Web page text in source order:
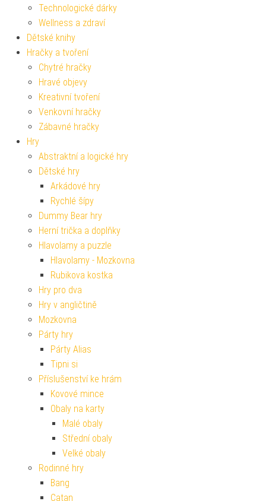
Technologické dárky
Wellness a zdraví
Dětské knihy
Hračky a tvoření
Chytré hračky
Hravé objevy
Kreativní tvoření
Venkovní hračky
Zábavné hračky
Hry
Abstraktní a logické hry
Dětské hry
Arkádové hry
Rychlé šípy
Dummy Bear hry
Herní trička a doplňky
Hlavolamy a puzzle
Hlavolamy - Mozkovna
Rubikova kostka
Hry pro dva
Hry v angličtině
Mozkovna
Párty hry
Párty Alias
Tipni si
Příslušenství ke hrám
Kovové mince
Obaly na karty
Malé obaly
Střední obaly
Velké obaly
Rodinné hry
Bang
Catan